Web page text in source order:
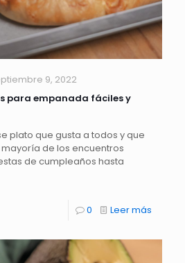
9, 2022
para empanada fáciles y
plato que gusta a todos y que
de los encuentros
de cumpleaños hasta
0 Leer más